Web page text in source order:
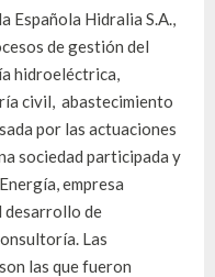
Española Hidralia S.A.,
de gestión del
hidroeléctrica,
civil, abastecimiento
por las actuaciones
sociedad participada y
empresa
desarrollo de
Las
las que fueron